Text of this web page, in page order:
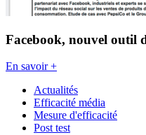
Facebook, nouvel outil
En savoir +
Actualités
Efficacité média
Mesure d'efficacité
Post test